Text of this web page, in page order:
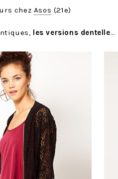
chez Asos (21e)
les versions dentelle…